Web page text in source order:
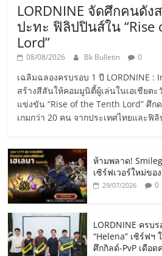
LORDNINE จัดศึกคนดัง
ปะทะ ฟิลิปปินส์ใน “Rise
Lord”
08/08/2026 Bk Bulletin 0
เฉลิมฉลองครบรอบ 1 ปี LORDNINE :
สร้างสีสันให้คอมมูนิตี้ผู้เล่นในเอเชียตะ
แข่งขัน “Rise of the Tenth Lord” ศึก
เกมกว่า 20 คน จากประเทศไทยและฟิ
ห้ามพลาด!
เซิร์ฟเวอร์ใหม่ขอ
29/07/2026 0
LORDNINE ครบ
“Helena” เซิร์ฟฯ
ศึกกิลด์-PvP เดือด